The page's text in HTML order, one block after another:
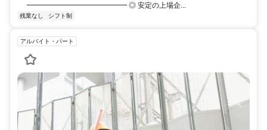
━━━━━━━━━━━━━━ ◎ 安定の上場企...
残業なし シフト制
アルバイト・パート